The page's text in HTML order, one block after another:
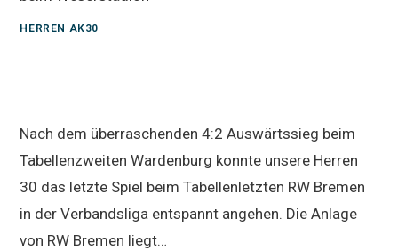
HERREN AK30
Nach dem überraschenden 4:2 Auswärtssieg beim
Tabellenzweiten Wardenburg konnte unsere Herren
30 das letzte Spiel beim Tabellenletzten RW Bremen
in der Verbandsliga entspannt angehen. Die Anlage
von RW Bremen liegt…